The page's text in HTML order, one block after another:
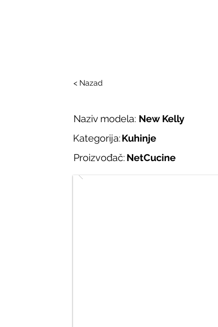
< Nazad
Naziv modela: New Kelly
Kategorija:Kuhinje
Proizvođač: NetCucine